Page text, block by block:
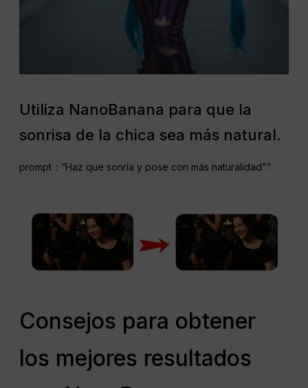
Utiliza NanoBanana para que la
sonrisa de la chica sea más natural.
prompt：“Haz que sonría y pose con más naturalidad”.”
Consejos para obtener
los mejores resultados